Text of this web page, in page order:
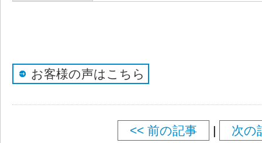
お客様の声はこちら
<< 前の記事 | 次の